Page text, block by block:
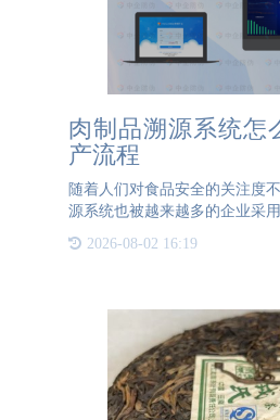
肉制品溯源系统怎
产流程
随着人们对食品安全的关注度
源系统也被越来越多的企业采
技术手段来记录、追踪和公示
2026-08-02 16:19